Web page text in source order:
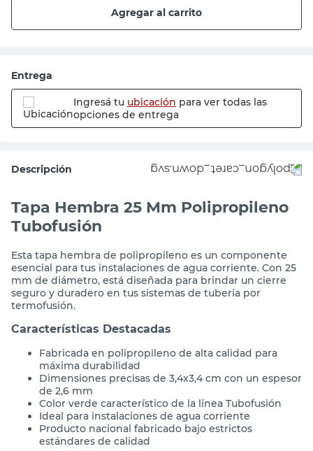
Agregar al carrito
Entrega
Ingresá tu ubicación para ver todas las
opciones de entrega
Descripción
Tapa Hembra 25 Mm Polipropileno
Tubofusión
Esta tapa hembra de polipropileno es un componente
esencial para tus instalaciones de agua corriente. Con 25
mm de diámetro, está diseñada para brindar un cierre
seguro y duradero en tus sistemas de tubería por
termofusión.
Características Destacadas
Fabricada en polipropileno de alta calidad para
máxima durabilidad
Dimensiones precisas de 3,4x3,4 cm con un espesor
de 2,6 mm
Color verde característico de la línea Tubofusión
Ideal para instalaciones de agua corriente
Producto nacional fabricado bajo estrictos
estándares de calidad